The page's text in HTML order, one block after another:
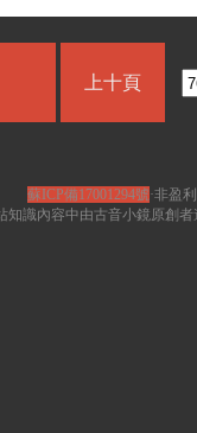
上十頁
蘇ICP備17001294號·非盈
知識內容中由古音小鏡原創